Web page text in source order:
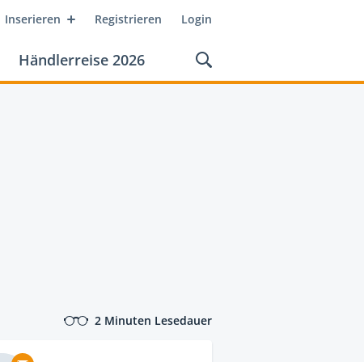
Inserieren Registrieren Login
Händlerreise 2026
2 Minuten Lesedauer